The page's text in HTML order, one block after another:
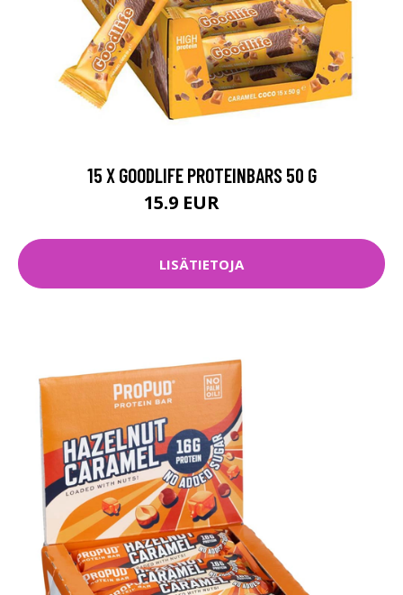
15 X GOODLIFE PROTEINBARS 50 G
15.9 EUR
LISÄTIETOJA